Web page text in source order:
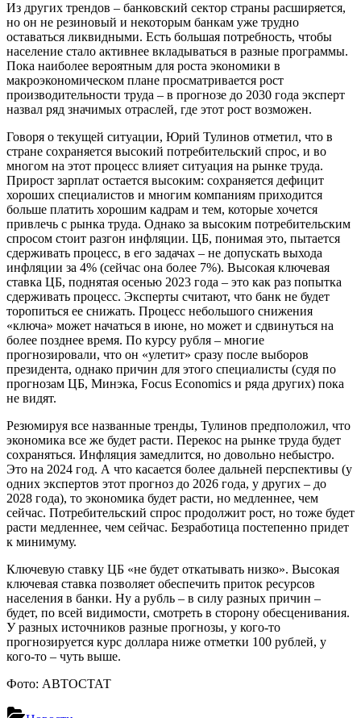
Из других трендов – банковский сектор страны расширяется,
но он не резиновый и некоторым банкам уже трудно
оставаться ликвидными. Есть большая потребность, чтобы
население стало активнее вкладываться в разные программы.
Пока наиболее вероятным для роста экономики в
макроэкономическом плане просматривается рост
производительности труда – в прогнозе до 2030 года эксперт
назвал ряд значимых отраслей, где этот рост возможен.
Говоря о текущей ситуации, Юрий Тулинов отметил, что в
стране сохраняется высокий потребительский спрос, и во
многом на этот процесс влияет ситуация на рынке труда.
Прирост зарплат остается высоким: сохраняется дефицит
хороших специалистов и многим компаниям приходится
больше платить хорошим кадрам и тем, которые хочется
привлечь с рынка труда. Однако за высоким потребительским
спросом стоит разгон инфляции. ЦБ, понимая это, пытается
сдерживать процесс, в его задачах – не допускать выхода
инфляции за 4% (сейчас она более 7%). Высокая ключевая
ставка ЦБ, поднятая осенью 2023 года – это как раз попытка
сдерживать процесс. Эксперты считают, что банк не будет
торопиться ее снижать. Процесс небольшого снижения
«ключа» может начаться в июне, но может и сдвинуться на
более позднее время. По курсу рубля – многие
прогнозировали, что он «улетит» сразу после выборов
президента, однако причин для этого специалисты (судя по
прогнозам ЦБ, Минэка, Focus Economics и ряда других) пока
не видят.
Резюмируя все названные тренды, Тулинов предположил, что
экономика все же будет расти. Перекос на рынке труда будет
сохраняться. Инфляция замедлится, но довольно небыстро.
Это на 2024 год. А что касается более дальней перспективы (у
одних экспертов этот прогноз до 2026 года, у других – до
2028 года), то экономика будет расти, но медленнее, чем
сейчас. Потребительский спрос продолжит рост, но тоже будет
расти медленнее, чем сейчас. Безработица постепенно придет
к минимуму.
Ключевую ставку ЦБ «не будет откатывать низко». Высокая
ключевая ставка позволяет обеспечить приток ресурсов
населения в банки. Ну а рубль – в силу разных причин –
будет, по всей видимости, смотреть в сторону обесценивания.
У разных источников разные прогнозы, у кого-то
прогнозируется курс доллара ниже отметки 100 рублей, у
кого-то – чуть выше.
Фото: АВТОСТАТ